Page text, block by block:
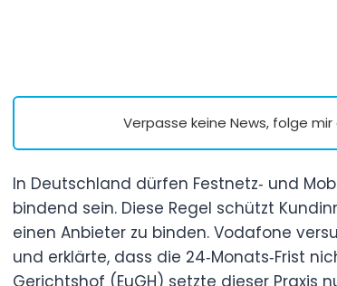
Verpasse keine News, folge mir
In Deutschland dürfen Festnetz‑ und
bindend sein. Diese Regel schützt
einen Anbieter zu binden. Vodafone
und erklärte, dass die 24‑Monats‑Frist
Gerichtshof (EuGH) setzte dieser Praxis